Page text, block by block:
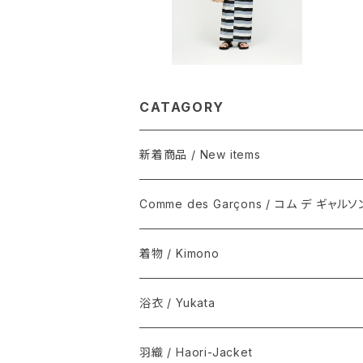
CATAGORY
新着商品 / New items
Comme des Garçons / コム デ ギャルソ
着物 / Kimono
木綿(片貝木綿ほか) / Cotton
シルク / Silk
浴衣 / Yukata
新着商品 / New items
羽織 / Haori-Jacket